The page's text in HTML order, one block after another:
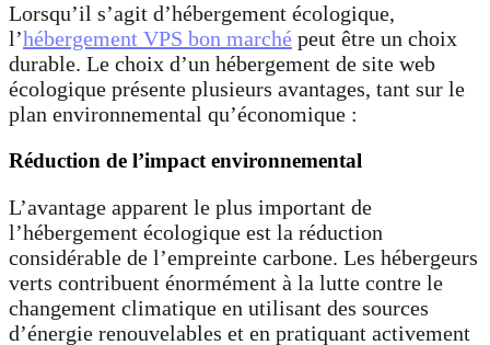
Lorsqu’il s’agit d’hébergement écologique,
l’hébergement VPS bon marché peut être un choix
durable. Le choix d’un hébergement de site web
écologique présente plusieurs avantages, tant sur le
plan environnemental qu’économique :
Réduction de l’impact environnemental
L’avantage apparent le plus important de
l’hébergement écologique est la réduction
considérable de l’empreinte carbone. Les hébergeurs
verts contribuent énormément à la lutte contre le
changement climatique en utilisant des sources
d’énergie renouvelables et en pratiquant activement